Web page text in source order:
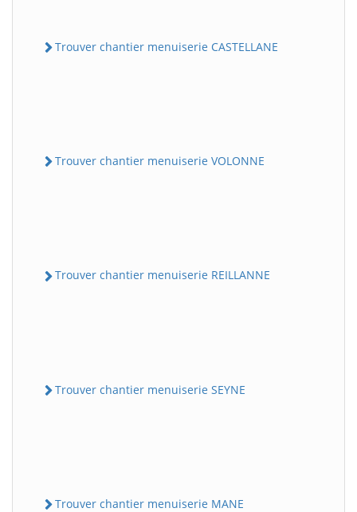
Trouver chantier menuiserie CASTELLANE
Trouver chantier menuiserie VOLONNE
Trouver chantier menuiserie REILLANNE
Trouver chantier menuiserie SEYNE
Trouver chantier menuiserie MANE